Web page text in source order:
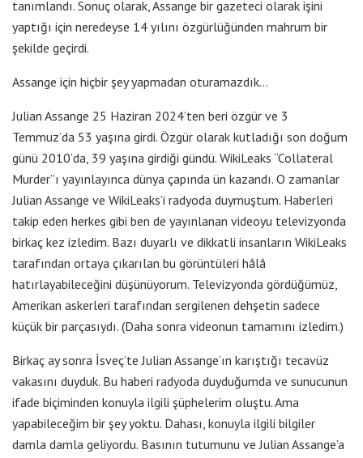
tanımlandı. Sonuç olarak, Assange bir gazeteci olarak işini
yaptığı için neredeyse 14 yılını özgürlüğünden mahrum bir
şekilde geçirdi.
Assange için hiçbir şey yapmadan oturamazdık…
Julian Assange 25 Haziran 2024’ten beri özgür ve 3
Temmuz’da 53 yaşına girdi. Özgür olarak kutladığı son doğum
günü 2010’da, 39 yaşına girdiği gündü. WikiLeaks “Collateral
Murder”ı yayınlayınca dünya çapında ün kazandı. O zamanlar
Julian Assange ve WikiLeaks’i radyoda duymuştum. Haberleri
takip eden herkes gibi ben de yayınlanan videoyu televizyonda
birkaç kez izledim. Bazı duyarlı ve dikkatli insanların WikiLeaks
tarafından ortaya çıkarılan bu görüntüleri hâlâ
hatırlayabileceğini düşünüyorum. Televizyonda gördüğümüz,
Amerikan askerleri tarafından sergilenen dehşetin sadece
küçük bir parçasıydı. (Daha sonra videonun tamamını izledim.)
Birkaç ay sonra İsveç’te Julian Assange’ın karıştığı tecavüz
vakasını duyduk. Bu haberi radyoda duyduğumda ve sunucunun
ifade biçiminden konuyla ilgili şüphelerim oluştu. Ama
yapabileceğim bir şey yoktu. Dahası, konuyla ilgili bilgiler
damla damla geliyordu. Basının tutumunu ve Julian Assange’a